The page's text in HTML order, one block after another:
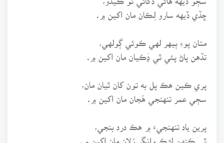
ڇڏي ڏيهه سارو لِڪان مان اکين ۾.
متان پوءِ ٻيهر لهي ڪوئي ڳولهي،
تڏهن پاڻ پئي ٿي ڍَڪيان مان اکين ۾.
پري ڪين هڪ پل به تون کان ٿيان مان،
سڄي عمر تنهنجي هُجان مان اکين ۾.
پرين ياد تنهنجيءَ ۾ هڪ درد بنجي،
ٿي ڪنهن لڙڪ وانگر رُلان مان اکين ۾.